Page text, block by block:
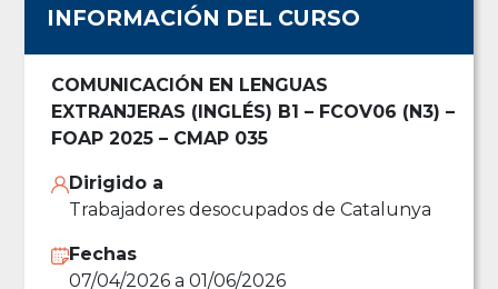
INFORMACIÓN DEL CURSO
COMUNICACIÓN EN LENGUAS
EXTRANJERAS (INGLÉS) B1 – FCOV06 (N3) –
FOAP 2025 – CMAP 035
Dirigido a
Trabajadores desocupados de Catalunya
Fechas
07/04/2026 a 01/06/2026